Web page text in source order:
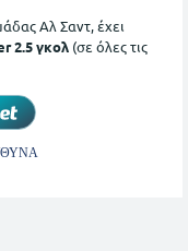
Αλ Σαντ, έχει
2.5 γκολ (σε όλες τις